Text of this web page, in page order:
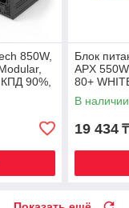
850W,
90%,
Блок
APX
80+
120mm,
В наличии
19 434 ₸